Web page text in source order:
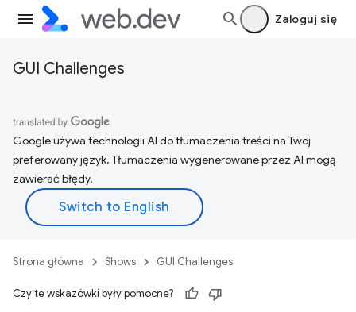
Zaloguj się
GUI Challenges
Google używa technologii AI do tłumaczenia treści na Twój
preferowany język. Tłumaczenia wygenerowane przez AI mogą
zawierać błędy.
Strona główna Shows GUI Challenges
Czy te wskazówki były pomocne?